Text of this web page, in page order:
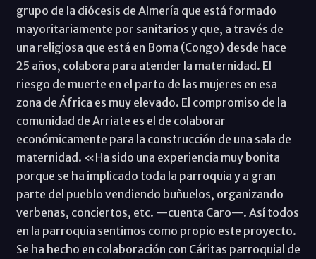
grupo de la diócesis de Almería que está formado
mayoritariamente por sanitarios y que, a través de
una religiosa que está en Boma (Congo) desde hace
25 años, colabora para atender la maternidad. El
riesgo de muerte en el parto de las mujeres en esa
zona de África es muy elevado. El compromiso de la
comunidad de Arriate es el de colaborar
económicamente para la construcción de una sala de
maternidad. «Ha sido una experiencia muy bonita
porque se ha implicado toda la parroquia y a gran
parte del pueblo vendiendo buñuelos, organizando
verbenas, conciertos, etc. —cuenta Caro—. Así todos
en la parroquia sentimos como propio este proyecto.
Se ha hecho en colaboración con Cáritas parroquial de